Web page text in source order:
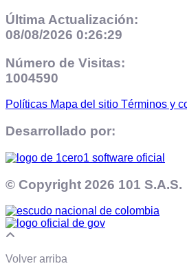
Última Actualización:
08/08/2026 0:26:29
Número de Visitas:
1004590
Políticas Mapa del sitio Términos y
Desarrollado por:
© Copyright 2026 101 S.A.S.
Volver arriba